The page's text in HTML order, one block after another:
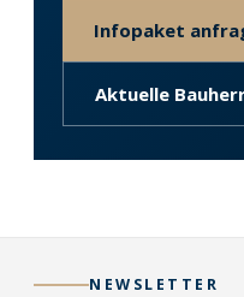
Infopaket
Aktuelle
NEWSLETTER